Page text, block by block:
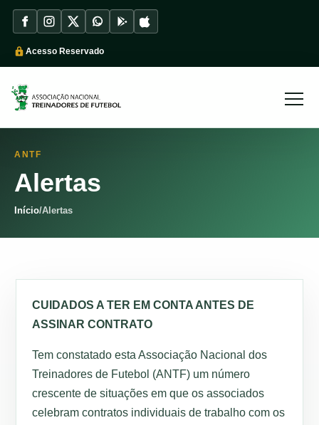
Acesso Reservado
ANTF
Alertas
Início/Alertas
CUIDADOS A TER EM CONTA ANTES DE
ASSINAR CONTRATO
Tem constatado esta Associação Nacional dos
Treinadores de Futebol (ANTF) um número
crescente de situações em que os associados
celebram contratos individuais de trabalho com os